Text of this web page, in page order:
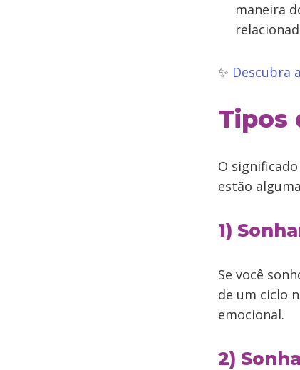
maneira
✨ Descubra
Tipos
O
estão
1)
Se você
de um ciclo
emocional.
2)